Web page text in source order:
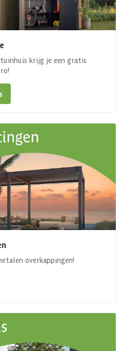
krijg je een gratis
overkappingen!